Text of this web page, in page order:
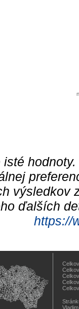
výsledkov
ďalších
https://